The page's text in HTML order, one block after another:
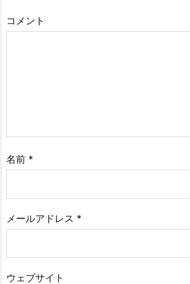
コメント
名前 *
メールアドレス *
ウェブサイト